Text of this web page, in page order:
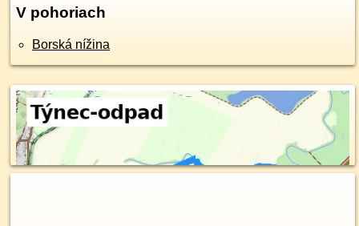
V pohoriach
Borská nížina